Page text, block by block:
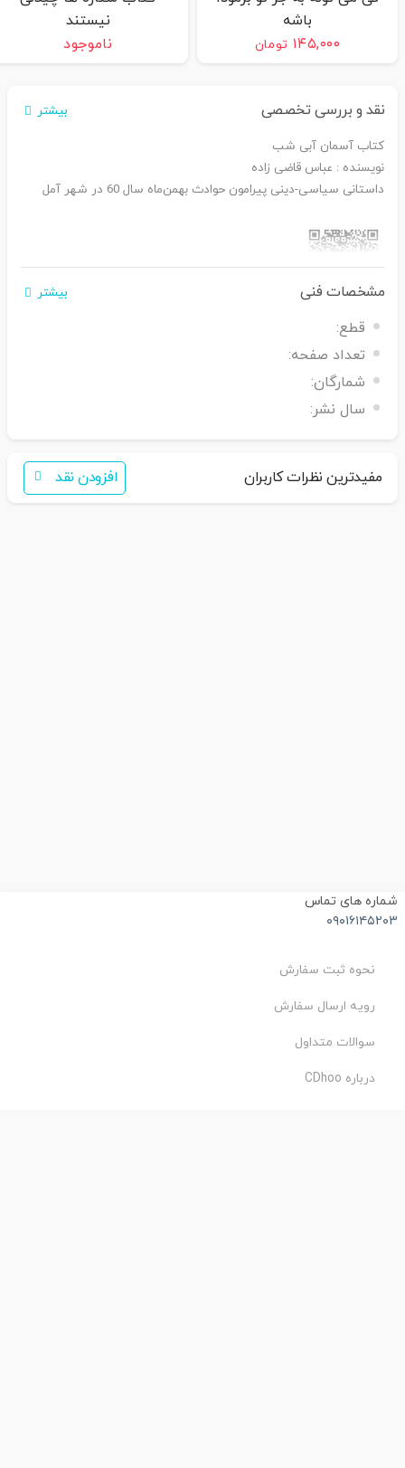
باشه
۱۴۵,۰۰۰ تومان
نیستند
ناموجود
نقد و بررسی تخصصی بیشتر
کتاب آسمان آبی شب
نویسنده : عباس قاضی زاده
داستانی سیاسی-دینی پیرامون حوادث بهمن‌ماه سال 60 در شهر آمل
فقط کافی است نام محصول
همکاران ما با شما تماس خواهند گرفت
مشخصات فنی بیشتر
قطع:
تعداد صفحه:
شمارگان:
سال نشر:
مفیدترین نظرات کاربران افزودن نقد
شماره های تماس
۰۹۰۱۶۱۴۵۲۰۳
نحوه ثبت سفارش
رویه ارسال سفارش
سوالات متداول
درباره CDhoo